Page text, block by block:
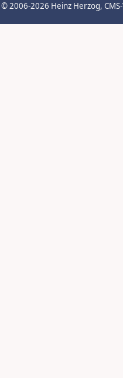
© 2006-2026 Heinz Herzog,